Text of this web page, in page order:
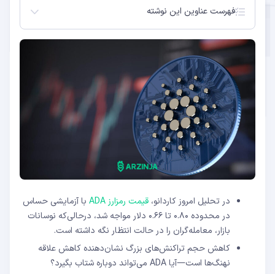
فهرست عناوین این نوشته
شاخص‌های تکنیکال از عدم قطعیت خبر می‌دهند
فعالیت بازار و احساسات سرمایه‌گذاران در تحلیل امروز
کاردانو
کاهش تراکنش‌های بزرگ باعث نگرانی شده است
سطوح کلیدی حمایت و مقاومت ADA
در تحلیل امروز کاردانو، قیمت رمزارز ADA
با آزمایشی حساس
در محدوده ۰.۸۰ تا ۰.۶۶ دلار مواجه شد، درحالی‌که نوسانات
بازار، معامله‌گران را در حالت انتظار نگه داشته است.
کاهش حجم تراکنش‌های بزرگ نشان‌دهنده کاهش علاقه
نهنگ‌ها است—آیا ADA می‌تواند دوباره شتاب بگیرد؟